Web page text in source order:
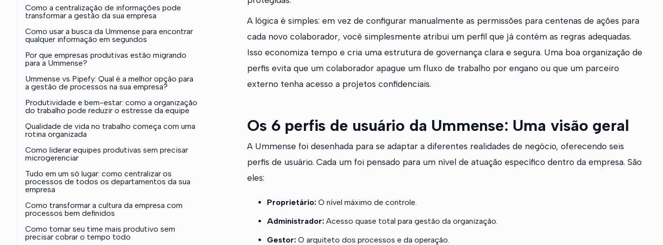
Como a centralização de informações pode
transformar a gestão da sua empresa
Como usar a busca da Ummense para encontrar
qualquer informação em segundos
Por que empresas produtivas estão migrando
para a Ummense?
Ummense vs Pipefy: Qual é a melhor opção para
a gestão de processos na sua empresa?
Produtividade e bem-estar: como a organização
do trabalho pode reduzir o estresse da equipe
Qualidade de vida no trabalho começa com uma
rotina organizada
Como liderar equipes produtivas sem precisar
microgerenciar
Tudo em um só lugar: como centralizar os
processos de todos os departamentos da sua
empresa
Como transformar a cultura da empresa com
processos bem definidos
Como tornar seu time mais produtivo sem
precisar cobrar o tempo todo
A lógica é simples: em vez de configurar manualmente as permissões para centenas de ações para
cada novo colaborador, você simplesmente atribui um perfil que já contém as regras adequadas.
Isso economiza tempo e cria uma estrutura de governança clara e segura. Uma boa organização de
perfis evita que um colaborador apague um fluxo de trabalho por engano ou que um parceiro
externo tenha acesso a projetos confidenciais.
Os 6 perfis de usuário da Ummense: Uma visão geral
A Ummense foi desenhada para se adaptar a diferentes realidades de negócio, oferecendo seis
perfis de usuário. Cada um foi pensado para um nível de atuação específico dentro da empresa. São
eles:
Proprietário: O nível máximo de controle.
Administrador: Acesso quase total para gestão da organização.
Gestor: O arquiteto dos processos e da operação.